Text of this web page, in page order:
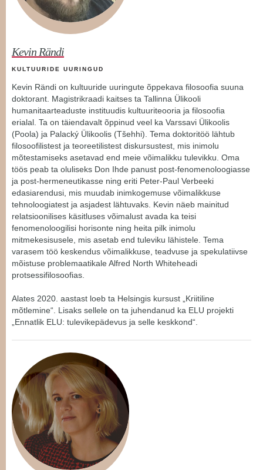
Kevin Rändi
KULTUURIDE UURINGUD
Kevin Rändi on kultuuride uuringute õppekava filosoofia suuna
doktorant. Magistrikraadi kaitses ta Tallinna Ülikooli
humanitaarteaduste instituudis kultuuriteooria ja filosoofia
erialal. Ta on täiendavalt õppinud veel ka Varssavi Ülikoolis
(Poola) ja Palacký Ülikoolis (Tšehhi). Tema doktoritöö lähtub
filosoofilistest ja teoreetilistest diskursustest, mis inimolu
mõtestamiseks asetavad end meie võimalikku tulevikku. Oma
töös peab ta oluliseks Don Ihde panust post-fenomenoloogiasse
ja post-hermeneutikasse ning eriti Peter-Paul Verbeeki
edasiarendusi, mis muudab inimkogemuse võimalikkuse
tehnoloogiatest ja asjadest lähtuvaks. Kevin näeb mainitud
relatsioonilises käsitluses võimalust avada ka teisi
fenomenoloogilisi horisonte ning heita pilk inimolu
mitmekesisusele, mis asetab end tuleviku lähistele. Tema
varasem töö keskendus võimalikkuse, teadvuse ja spekulatiivse
mõistuse problemaatikale Alfred North Whiteheadi
protsessifilosoofias.
Alates 2020. aastast loeb ta Helsingis kursust „Kriitiline
mõtlemine“. Lisaks sellele on ta juhendanud ka ELU projekti
„Ennatlik ELU: tulevikepädevus ja selle keskkond“.